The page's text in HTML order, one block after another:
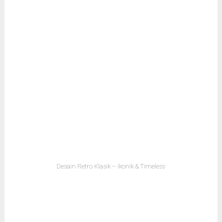
Desain Retro Klasik – Ikonik & Timeless